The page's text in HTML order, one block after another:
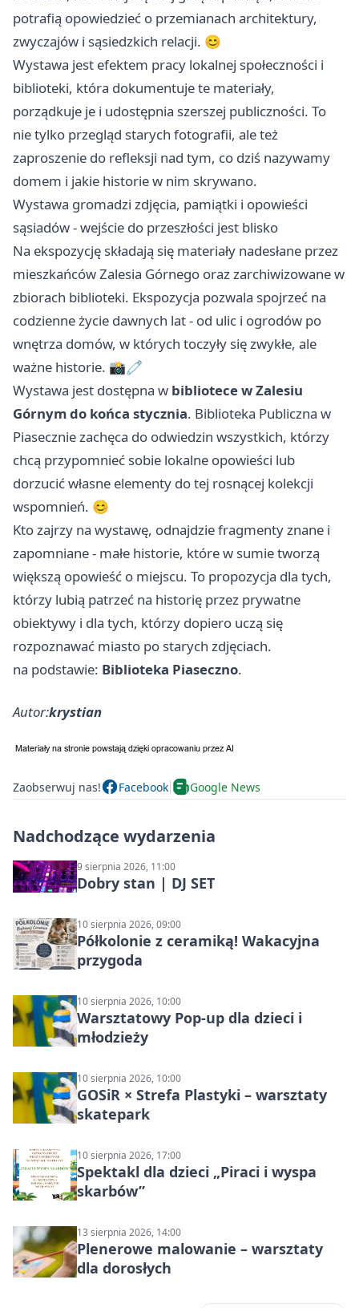
potrafią opowiedzieć o przemianach architektury,
zwyczajów i sąsiedzkich relacji. 😊
Wystawa jest efektem pracy lokalnej społeczności i
biblioteki, która dokumentuje te materiały,
porządkuje je i udostępnia szerszej publiczności. To
nie tylko przegląd starych fotografii, ale też
zaproszenie do refleksji nad tym, co dziś nazywamy
domem i jakie historie w nim skrywano.
Wystawa gromadzi zdjęcia, pamiątki i opowieści
sąsiadów - wejście do przeszłości jest blisko
Na ekspozycję składają się materiały nadesłane przez
mieszkańców Zalesia Górnego oraz zarchiwizowane w
zbiorach biblioteki. Ekspozycja pozwala spojrzeć na
codzienne życie dawnych lat - od ulic i ogrodów po
wnętrza domów, w których toczyły się zwykłe, ale
ważne historie. 📸🧷
Wystawa jest dostępna w bibliotece w Zalesiu
Górnymdo końca stycznia. Biblioteka Publiczna w
Piasecznie zachęca do odwiedzin wszystkich, którzy
chcą przypomnieć sobie lokalne opowieści lub
dorzucić własne elementy do tej rosnącej kolekcji
wspomnień. 😊
Kto zajrzy na wystawę, odnajdzie fragmenty znane i
zapomniane - małe historie, które w sumie tworzą
większą opowieść o miejscu. To propozycja dla tych,
którzy lubią patrzeć na historię przez prywatne
obiektywy i dla tych, którzy dopiero uczą się
rozpoznawać miasto po starych zdjęciach.
na podstawie: Biblioteka Piaseczno.
Autor:krystian
Zaobserwuj nas! Facebook Google News
Nadchodzące wydarzenia
9 sierpnia 2026, 11:00
Dobry stan | DJ SET
10 sierpnia 2026, 09:00
Półkolonie z ceramiką! Wakacyjna
przygoda
10 sierpnia 2026, 10:00
Warsztatowy Pop-up dla dzieci i
młodzieży
10 sierpnia 2026, 10:00
GOSiR × Strefa Plastyki – warsztaty
skatepark
10 sierpnia 2026, 17:00
Spektakl dla dzieci „Piraci i wyspa
skarbów”
13 sierpnia 2026, 14:00
Plenerowe malowanie – warsztaty
dla dorosłych